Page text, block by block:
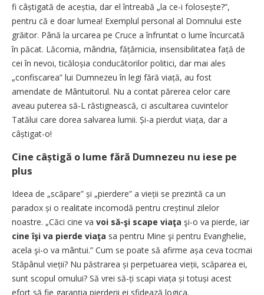
fi câș­tigată de aceștia, dar el întreabă „la ce-i folosește?”,
pentru că e doar lumea! Exemplul personal al Domnului este
grăitor. Până la urcarea pe Cruce a înfruntat o lume încurcată
în păcat. Lăcomia, mândria, fățărnicia, insensibilitatea față de
cei în nevoi, ticăloșia conducătorilor politici, dar mai ales
„confiscarea” lui Dumnezeu în legi fără viață, au fost
amendate de Mântuitorul. Nu a contat părerea celor care
aveau puterea să-L răstignească, ci ascultarea cuvintelor
Tatălui care dorea salvarea lumii. Și-a pierdut viața, dar a
câștigat-o!
Cine câștigă o lume fără Dumnezeu nu iese pe
plus
Ideea de „scăpare” și „pierdere” a vieții se prezintă ca un
paradox și o realitate incomodă pentru creștinul zilelor
noastre. „Căci cine va voi să-şi scape viaţa şi-o va pierde, iar
cine îşi va pierde viaţa sa pentru Mine şi pentru Evanghelie,
acela şi-o va mântui.” Cum se poate să afirme așa ceva tocmai
Stăpânul vieții? Nu păstrarea și perpetuarea vieții, scăparea ei,
sunt scopul omului? Să vrei să-ți scapi viața și totuși acest
efort să fie garanția pierderii ei sfidează logica.